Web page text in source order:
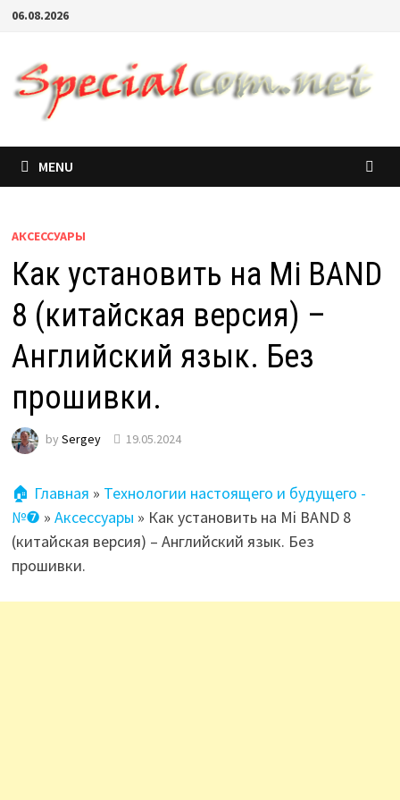
06.08.2026
MENU
АКСЕССУАРЫ
Как установить на Mi BAND
8 (китайская версия) –
Английский язык. Без
прошивки.
by Sergey 19.05.2024
🏠 Главная » Технологии настоящего и будущего -
№❼ » Аксессуары » Как установить на Mi BAND 8
(китайская версия) – Английский язык. Без
прошивки.